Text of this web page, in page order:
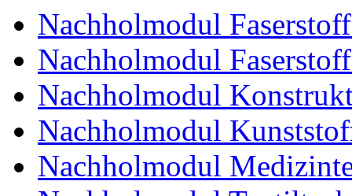
Nachholmodul
Nachholmodul
Nachholmodul
Nachholmodul
Nachholmodul